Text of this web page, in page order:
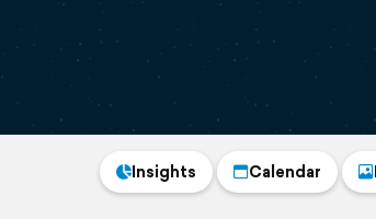
Insights Calendar